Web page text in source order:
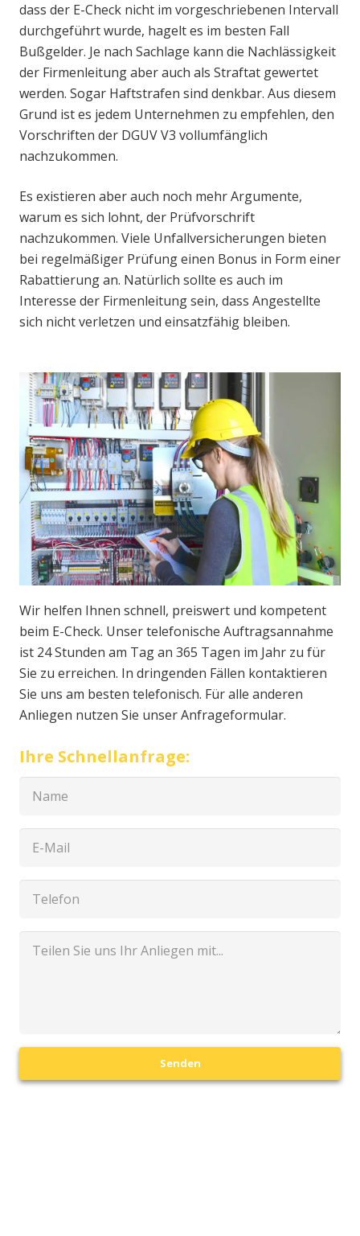
dass der E-Check nicht im vorgeschriebenen Intervall
durchgeführt wurde, hagelt es im besten Fall
Bußgelder. Je nach Sachlage kann die Nachlässigkeit
der Firmenleitung aber auch als Straftat gewertet
werden. Sogar Haftstrafen sind denkbar. Aus diesem
Grund ist es jedem Unternehmen zu empfehlen, den
Vorschriften der DGUV V3 vollumfänglich
nachzukommen.
Es existieren aber auch noch mehr Argumente,
warum es sich lohnt, der Prüfvorschrift
nachzukommen. Viele Unfallversicherungen bieten
bei regelmäßiger Prüfung einen Bonus in Form einer
Rabattierung an. Natürlich sollte es auch im
Interesse der Firmenleitung sein, dass Angestellte
sich nicht verletzen und einsatzfähig bleiben.
Wir helfen Ihnen schnell, preiswert und kompetent
beim E-Check. Unser telefonische Auftragsannahme
ist 24 Stunden am Tag an 365 Tagen im Jahr zu für
Sie zu erreichen. In dringenden Fällen kontaktieren
Sie uns am besten telefonisch. Für alle anderen
Anliegen nutzen Sie unser Anfrageformular.
Ihre Schnellanfrage:
Senden